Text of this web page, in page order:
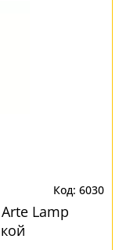
6030
Lamp